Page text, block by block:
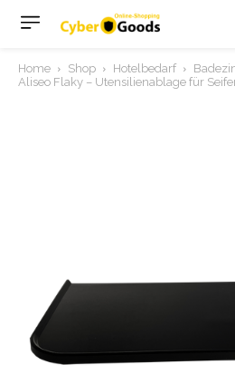
Home Shop Hotelbedarf
Aliseo Flaky – Utensilienablage für